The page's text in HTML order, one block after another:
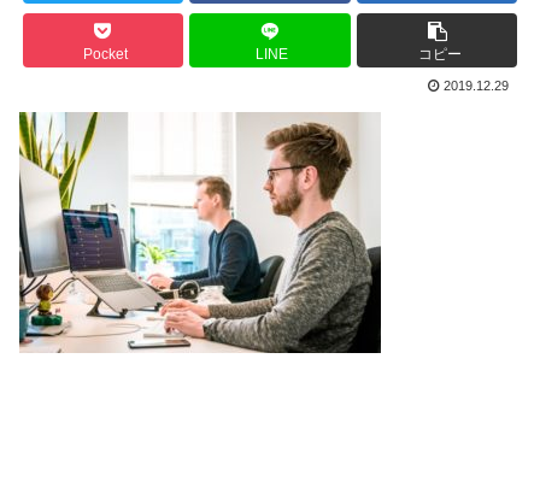
Pocket LINE コピー
2019.12.29